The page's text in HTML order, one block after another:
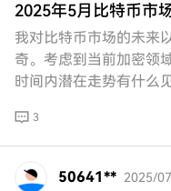
2025年5月比特币市
我对比特币市场的未来
奇。考虑到当前加密领
时间内潜在走势有什么
3
50641** 2025/